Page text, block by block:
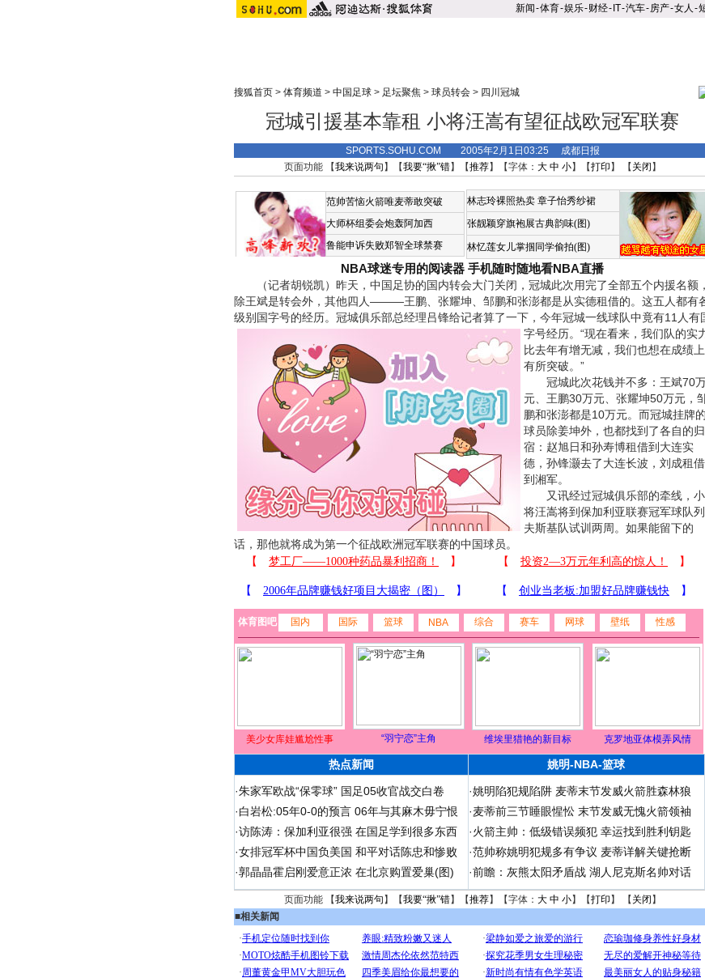
新闻-体育-娱乐-财经- IT-汽车-房产-女人 -
搜狐首页> 体育频道 > 中国足球> 足坛聚焦> 球员转会> 四川冠城
冠城引援基本靠租 小将汪嵩有望征战欧冠军联赛
SPORTS.SOHU.COM 2005年2月1日03:25 成都日报
页面功能 【我来说两句 】【我要“揪”错】【推荐】【字体： 大 中 小】【打印 】 【 关闭 】
范帅苦恼火箭唯麦蒂敢突破
大师杯组委会炮轰阿加西
鲁能申诉失败郑智全球禁赛
林志玲裸照热卖 章子怡秀纱裙
张靓颖穿旗袍展古典韵味(图)
林忆莲女儿掌掴同学偷拍(图)
NBA球迷专用的阅读器 手机随时随地看NBA直播
（记者胡锐凯）昨天，中国足协的国内转会大门关闭，冠城此次用完了全部五个内援名额，
除王斌是转会外，其他四人———王鹏、张耀坤、邹鹏和张澎都是从实德租借的。这五人都有
级别国字号的经历。冠城俱乐部总经理吕锋给记者算了一下，今年冠城一线球队中竟有11人有
字号经历。 “现在看来，我们队的实
比去年有增无减，我们也想在成绩上
有所突破。”
冠城此次花钱并不多：王斌70
元、王鹏30万元、张耀坤50万元，
鹏和张澎都是10万元。而冠城挂牌的
球员除姜坤外，也都找到了各自的归
宿：赵旭日和孙寿博租借到大连实
德，孙锋灏去了大连长波，刘成租借
到湘军。
又讯经过冠城俱乐部的牵线，小
将汪嵩将到保加利亚联赛冠军球队列
夫斯基队试训两周。如果能留下的
话，那他就将成为第一个征战欧洲冠军联赛的中国球员。
体育图吧 国内 国际 篮球 NBA 综合 赛车 网球 壁纸 性感
美少女库娃尴尬性事 “羽宁恋”主角 维埃里猎艳的新目标 克罗地亚体模弄风情
热点新闻 姚明-NBA-篮球
·朱家军欧战“保零球” 国足05收官战交白卷
·白岩松:05年0-0的预言 06年与其麻木毋宁恨
·访陈涛：保加利亚很强 在国足学到很多东西
·女排冠军杯中国负美国 和平对话陈忠和惨败
·郭晶晶霍启刚爱意正浓 在北京购置爱巢(图)
·姚明陷犯规陷阱 麦蒂末节发威火箭胜森林狼
·麦蒂前三节睡眼惺忪 末节发威无愧火箭领袖
·火箭主帅：低级错误频犯 幸运找到胜利钥匙
·范帅称姚明犯规多有争议 麦蒂详解关键抢断
·前瞻：灰熊太阳矛盾战 湖人尼克斯名帅对话
页面功能 【我来说两句 】【我要“揪”错】【推荐】【字体： 大 中 小】【打印 】 【 关闭 】
■相关新闻